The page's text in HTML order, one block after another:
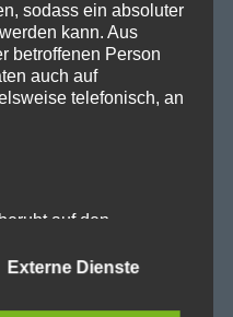
sodass ein absoluter
kann. Aus
betroffenen Person
auch auf
telefonisch, an
auf den
beim Erlass
Externe Dienste